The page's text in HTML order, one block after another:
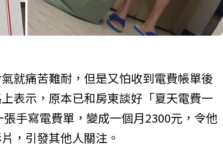
就痛苦難耐，但是又怕收到電費帳單後
表示，原本已和房東談好「夏天電費一
手寫電費單，變成一個月2300元，令他
，引發其他人關注。